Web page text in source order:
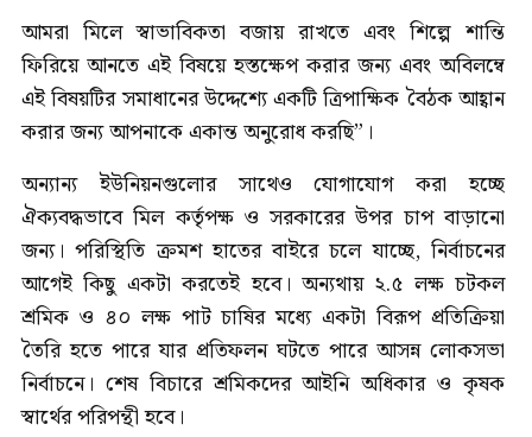
আমরা মিলে স্বাভাবিকতা বজায় রাখতে এবং শিল্পে শান্তি
ফিরিয়ে আনতে এই বিষয়ে হস্তক্ষেপ করার জন্য এবং অবিলম্বে
এই বিষয়টির সমাধানের উদ্দেশ্যে একটি ত্রিপাক্ষিক বৈঠক আহ্বান
করার জন্য আপনাকে একান্ত অনুরোধ করছি”।
অন্যান্য ইউনিয়নগুলোর সাথেও যোগাযোগ করা হচ্ছে
ঐক্যবদ্ধভাবে মিল কর্তৃপক্ষ ও সরকারের উপর চাপ বাড়ানো
জন্য। পরিস্থিতি ক্রমশ হাতের বাইরে চলে যাচ্ছে, নির্বাচনের
আগেই কিছু একটা করতেই হবে। অন্যথায় ২.৫ লক্ষ চটকল
শ্রমিক ও ৪০ লক্ষ পাট চাষির মধ্যে একটা বিরূপ প্রতিক্রিয়া
তৈরি হতে পারে যার প্রতিফলন ঘটতে পারে আসন্ন লোকসভা
নির্বাচনে। শেষ বিচারে শ্রমিকদের আইনি অধিকার ও কৃষক
স্বার্থের পরিপন্থী হবে।